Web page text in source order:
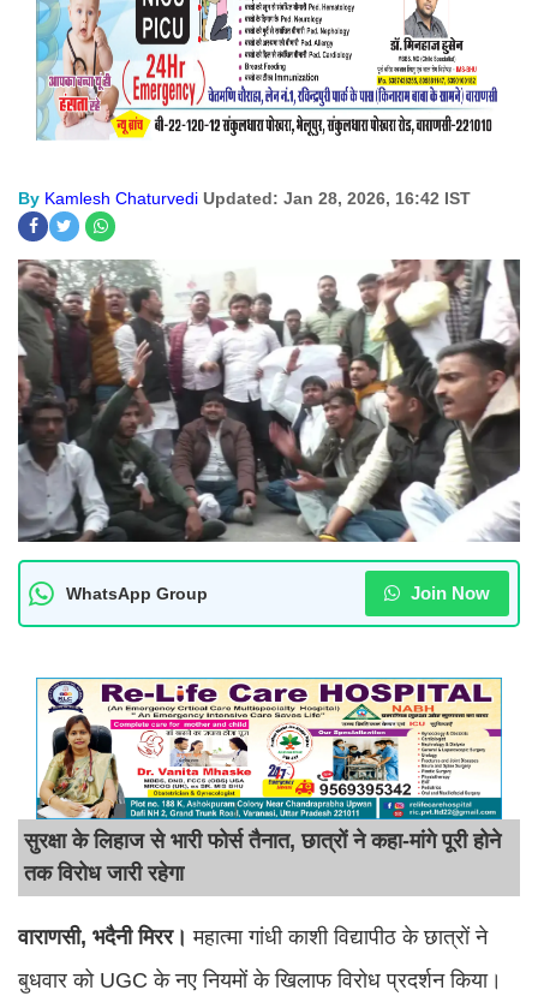
By Kamlesh Chaturvedi Updated: Jan 28, 2026, 16:42 IST
WhatsApp Group Join Now
सुरक्षा के लिहाज से भारी फोर्स तैनात, छात्रों ने कहा-मांगे पूरी होने
तक विरोध जारी रहेगा
वाराणसी, भदैनी मिरर।महात्मा गांधी काशी विद्यापीठ के छात्रों ने
बुधवार को UGC के नए नियमों के खिलाफ विरोध प्रदर्शन किया।